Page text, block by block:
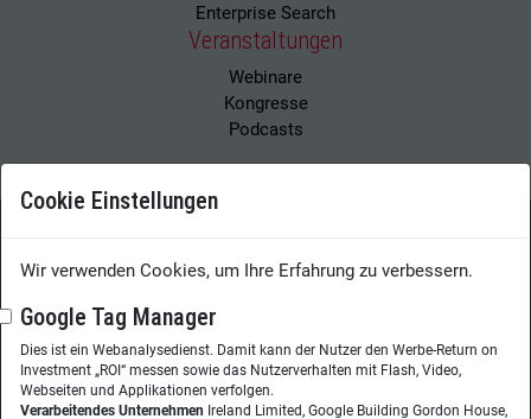
Enterprise Search
Veranstaltungen
Webinare
Kongresse
Podcasts
Wissensmanagement Magazin
Impressum
Herausgeberin:Nicole Lehnert
Westheimer Str. 18
Cookie Einstellungen
Wir verwenden Cookies, um Ihre Erfahrung zu verbessern.
Google Tag Manager
Dies ist ein Webanalysedienst. Damit kann der Nutzer den Werbe-Return on
Investment „ROI“ messen sowie das Nutzerverhalten mit Flash, Video,
Webseiten und Applikationen verfolgen.
Verarbeitendes Unternehmen Ireland Limited, Google Building Gordon House,